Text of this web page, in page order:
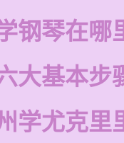
钢琴在哪
大基本步
学尤克里